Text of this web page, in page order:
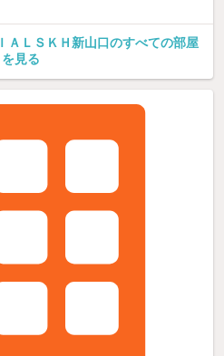
ＡＬＳＫＨ新山口のすべての部屋
を見る